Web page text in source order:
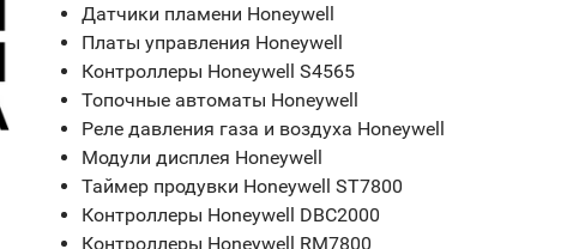
Датчики пламени Honeywell
Платы управления Honeywell
Контроллеры Honeywell S4565
Топочные автоматы Honeywell
Реле давления газа и воздуха Honeywell
Модули дисплея Honeywell
Таймер продувки Honeywell ST7800
Контроллеры Honeywell DBC2000
Контроллеры Honeywell RM7800